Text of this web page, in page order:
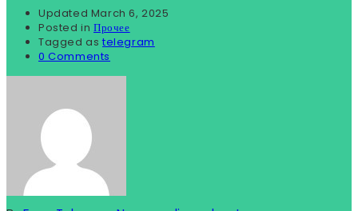
Updated March 6, 2025
Posted in Прочее
Tagged as telegram
0 Comments